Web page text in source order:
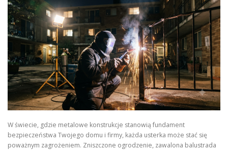
W świecie, gdzie metalowe konstrukcje stanowią fundament
bezpieczeństwa Twojego domu i firmy, każda usterka może stać się
poważnym zagrożeniem. Zniszczone ogrodzenie, zawalona balustrada